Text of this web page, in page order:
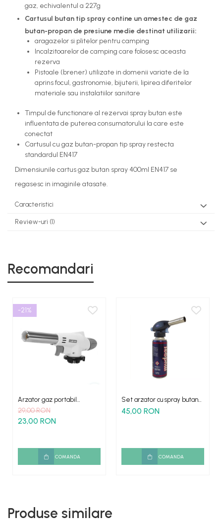
gaz, echivalentul a 227g
Cartusul butan tip spray contine un amestec de gaz
butan-propan de presiune medie destinat utilizarii:
aragazelor si plitelor pentru camping
Incalzitoarelor de camping care folosesc aceasta
rezerva
Pistoale (brener) utilizate in domenii variate de la
aprins focul, gastronomie, bijuterii, lipirea diferitelor
materiale sau instalatiilor sanitare
Timpul de functionare al rezervai spray butan este
influentata de puterea consumatorului la care este
conectat
Cartusul cu gaz butan-propan tip spray restecta
standardul EN417
Dimensiunile cartus gaz butan spray 400ml EN417 se
regasesc in imaginile atasate.
Caracteristici
Review-uri (1)
Recomandari
-21%
Arzator gaz portabil
aprindere piezo FLAME
29,00 RON
23,00 RON
COMANDA
Set arzator cu spray butan
multifunctional
45,00 RON
COMANDA
Produse similare